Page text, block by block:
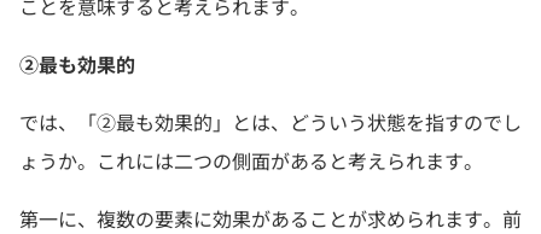
ことを意味すると考えられます。
②最も効果的
では、「②最も効果的」とは、どういう状態を指すのでし
ょうか。これには二つの側面があると考えられます。
第一に、複数の要素に効果があることが求められます。前